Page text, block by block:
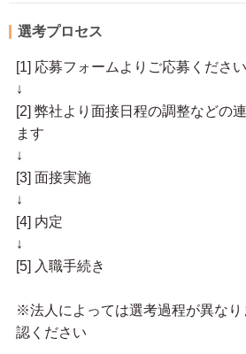
選考プロセス
[1] 応募フォームよりご応募ください
↓
[2] 弊社より面接日程の調整などの
ます
↓
[3] 面接実施
↓
[4] 内定
↓
[5] 入職手続き
※法人によっては選考過程が異なり
認ください